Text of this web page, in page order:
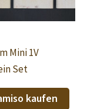
Mini 1V
Set
kaufen